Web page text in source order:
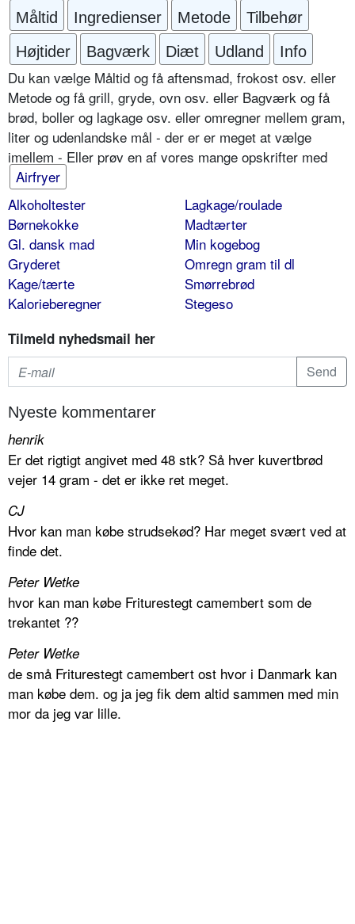
Måltid Ingredienser Metode
Tilbehør
Højtider
Bagværk Diæt Udland Info
Du kan vælge Måltid og få aftensmad, frokost osv. eller
Metode og få grill, gryde, ovn osv. eller Bagværk og få
brød, boller og lagkage osv. eller omregner mellem gram,
liter og udenlandske mål - der er er meget at vælge
imellem - Eller prøv en af vores mange opskrifter med
Airfryer
Alkoholtester
Børnekokke
Gl. dansk mad
Gryderet
Kage/tærte
Kalorieberegner
Lagkage/roulade
Madtærter
Min kogebog
Omregn gram til dl
Smørrebrød
Stegeso
Tilmeld nyhedsmail her
Nyeste kommentarer
henrik
Er det rigtigt angivet med 48 stk? Så hver kuvertbrød
vejer 14 gram - det er ikke ret meget.
CJ
Hvor kan man købe strudsekød? Har meget svært ved at
finde det.
Peter Wetke
hvor kan man købe Friturestegt camembert som de
trekantet ??
Peter Wetke
de små Friturestegt camembert ost hvor i Danmark kan
man købe dem. og ja jeg fik dem altid sammen med min
mor da jeg var lille.